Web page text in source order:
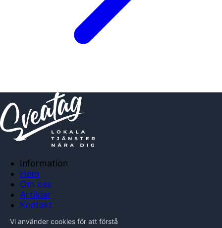
Information
Hem
Om oss
Artiklar
Kontakt
Integritetspolicy
Vi använder cookies för att förstå